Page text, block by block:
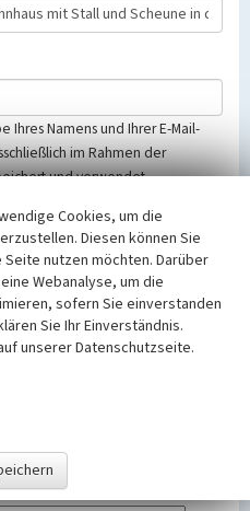
Ihres Namens und Ihrer E-Mail-
im Rahmen der
und verwendet.
der Vorschriften des
NRW und der seit
Datenschutzgrundverordnung
beachten Sie bitte unsere
das Rechenergebnis aus der
Cookies, um die
Diesen können Sie
nutzen möchten. Darüber
Webanalyse, um die
sofern Sie einverstanden
Sie Ihr Einverständnis.
unserer Datenschutzseite.